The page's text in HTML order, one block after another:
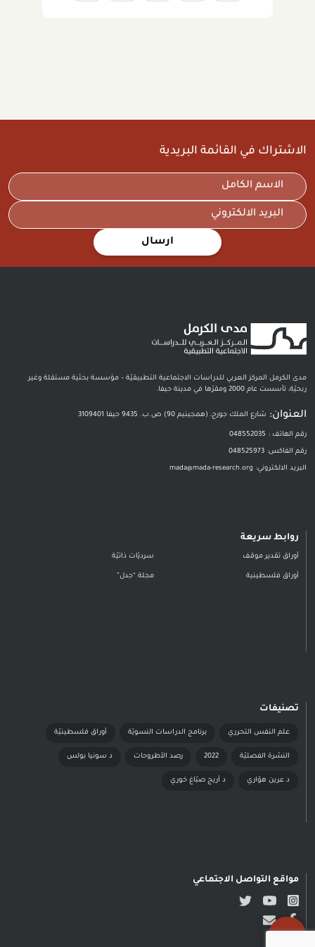
الاشتراك في القائمة البريدية
ارسال
مدى الكرمل المركز العربي للدراسات الاجتماعية التطبيقيّة – مؤسسة بحثية مستقلة وغير
ربحيّة، تأسست عام 2000 ومقرّها في مدينة حيفا.
العنوان: شارع الملك جورج، (همجينيم 90) ص.ب. 9435 حيفا 3109401
رقم الهاتف : 048552035
رقم الفاكس: 048525973
البريد الالكتروني: mada@mada-research.org
روابط سريعة
أوراق تقدير موقف سرديّات ذاتيّة
أوراق فلسطينية مجلة “جدل”
تصنيفات
علم النفس التحرري برنامج الدراسات النسويّة أوراق فلسطينيّة
النشرة الفصليّة 2022 رصد الأطروحات د سونيا بولس
د عرين هوّاري د أريج صبّاغ خوري
مواقع التواصل الاجتماعي